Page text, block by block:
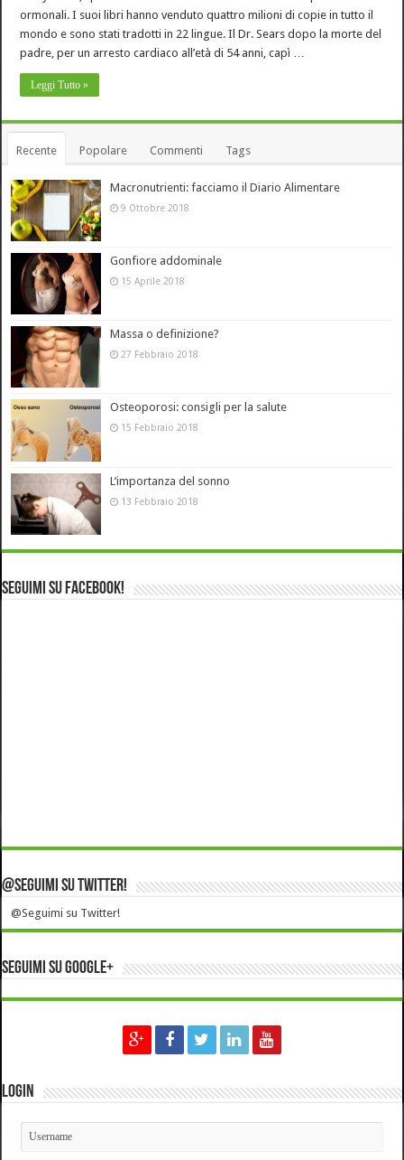
ormonali. I suoi libri hanno venduto quattro milioni di copie in tutto il
mondo e sono stati tradotti in 22 lingue. Il Dr. Sears dopo la morte del
padre, per un arresto cardiaco all’età di 54 anni, capì …
Leggi Tutto »
Recente Popolare Commenti Tags
Macronutrienti: facciamo il Diario Alimentare
9 Ottobre 2018
Gonfiore addominale
15 Aprile 2018
Massa o definizione?
27 Febbraio 2018
Osteoporosi: consigli per la salute
15 Febbraio 2018
L’importanza del sonno
13 Febbraio 2018
Seguimi su Facebook!
@Seguimi su Twitter!
@Seguimi su Twitter!
Seguimi su Google+
Login